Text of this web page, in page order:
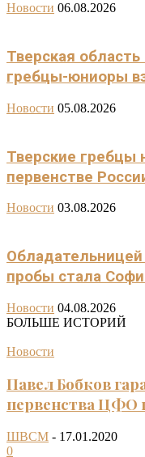
Новости 06.08.2026
Тверская
гребцы-юниоры
Новости 05.08.2026
Тверские гребцы
первенстве
Новости 03.08.2026
пробы стала
Новости 04.08.2026
БОЛЬШЕ ИСТОРИЙ
Новости
Павел Бобков
первенства ЦФО
ШВСМ - 17.01.2020
0